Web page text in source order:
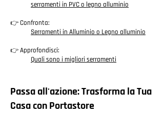
serramenti in PVC o legno alluminio
👉 Confronta:
Serramenti in Alluminio o Legno alluminio
👉 Approfondisci:
Quali sono i migliori serramenti
Passa all'azione: Trasforma la Tua
Casa con Portastore